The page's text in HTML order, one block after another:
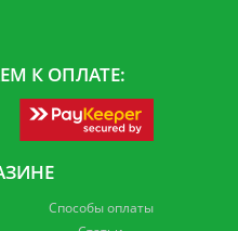
К ОПЛАТЕ:
Способы оплаты